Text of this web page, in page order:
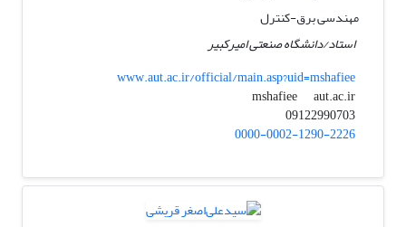
مهندسی برق-کنترل
استاد/دانشگاه صنعتی امیرکبیر
www.aut.ac.ir/official/main.asp?uid=mshafiee
mshafiee
aut.ac.ir
09122990703
0000-0002-1290-2226